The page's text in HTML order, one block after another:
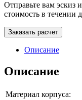
Отправьте вам эскиз
стоимость в течении
Заказать расчет
Описание
Описание
Материал корпуса: